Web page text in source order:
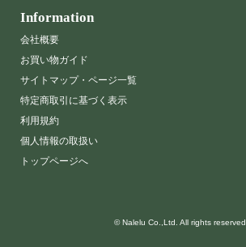
Information
会社概要
お買い物ガイド
サイトマップ・ページ一覧
特定商取引に基づく表示
利用規約
個人情報の取扱い
トップページへ
© Nalelu Co.,Ltd. All rights reserved.